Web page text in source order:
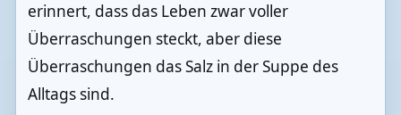
erinnert, dass das Leben zwar voller
Überraschungen steckt, aber diese
Überraschungen das Salz in der Suppe des
Alltags sind.